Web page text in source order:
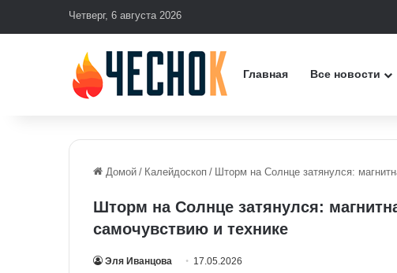
Четверг, 6 августа 2026
Главная Все новости
Домой / Калейдоскоп / Шторм на Солнце затянулся:
Шторм на Солнце затянулся:
самочувствию и технике
Эля Иванцова 17.05.2026